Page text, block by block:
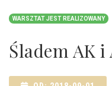
WARSZTAT JEST REALIZOWANY
Śladem AK